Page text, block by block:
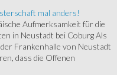
mal anders!
Aufmerksamkeit für die
in Neustadt bei Coburg Als
Frankenhalle von Neustadt
dass die Offenen